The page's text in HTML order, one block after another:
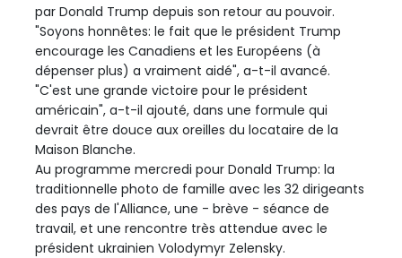
par Donald Trump depuis son retour au pouvoir.
"Soyons honnêtes: le fait que le président Trump
encourage les Canadiens et les Européens (à
dépenser plus) a vraiment aidé", a-t-il avancé.
"C'est une grande victoire pour le président
américain", a-t-il ajouté, dans une formule qui
devrait être douce aux oreilles du locataire de la
Maison Blanche.
Au programme mercredi pour Donald Trump: la
traditionnelle photo de famille avec les 32 dirigeants
des pays de l'Alliance, une - brève - séance de
travail, et une rencontre très attendue avec le
président ukrainien Volodymyr Zelensky.